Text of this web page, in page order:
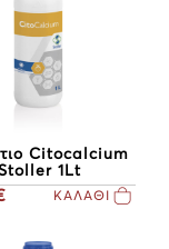
Citocalcium
1Lt
ΚΑΛΑΘΙ